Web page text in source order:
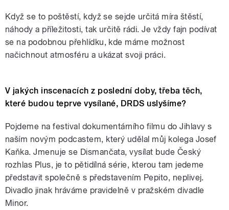
Když se to poštěstí, když se sejde určitá míra štěstí,
náhody a příležitosti, tak určitě rádi. Je vždy fajn podívat
se na podobnou přehlídku, kde máme možnost
načichnout atmosféru a ukázat svoji práci.
V jakých inscenacích z poslední doby, třeba těch,
které budou teprve vysílané, DRDS uslyšíme?
Pojdeme na festival dokumentárního filmu do Jihlavy s
naším novým podcastem, který udělal můj kolega Josef
Kaňka. Jmenuje se Dismančata, vysílat bude Český
rozhlas Plus, je to pětidílná série, kterou tam jedeme
představit společně s představením Pepito, neplivej.
Divadlo jinak hráváme pravidelně v pražském divadle
Minor.